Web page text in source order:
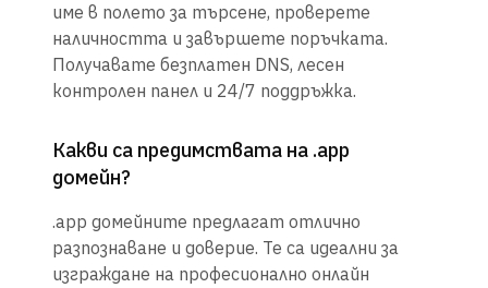
име в полето за търсене, проверете
наличността и завършете поръчката.
Получавате безплатен DNS, лесен
контролен панел и 24/7 поддръжка.
Какви са предимствата на .app
домейн?
.app домейните предлагат отлично
разпознаване и доверие. Те са идеални за
изграждане на професионално онлайн